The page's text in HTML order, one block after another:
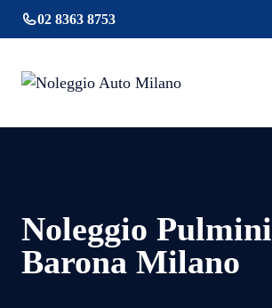
al
02 8363 8753
Noleggio Pulmini
Barona Milano